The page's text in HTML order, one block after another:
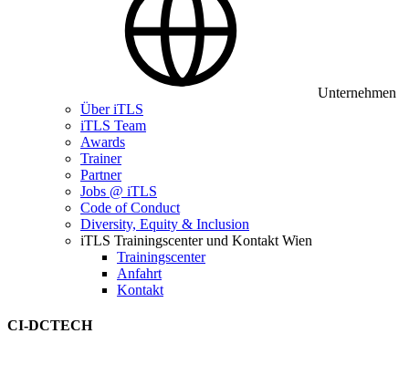
Unternehmen
Über iTLS
iTLS Team
Awards
Trainer
Partner
Jobs @ iTLS
Code of Conduct
Diversity, Equity & Inclusion
iTLS Trainingscenter und Kontakt Wien
Trainingscenter
Anfahrt
Kontakt
CI-DCTECH